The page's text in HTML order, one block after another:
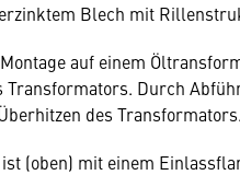
Blech mit
auf einem
Transformators. Durch
des Transformators.
(oben) mit einem